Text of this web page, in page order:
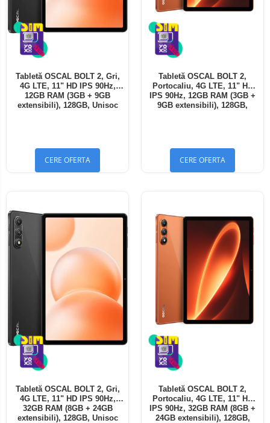
Tabletă OSCAL BOLT 2, Gri,
4G LTE, 11" HD IPS 90Hz,
12GB RAM (3GB + 9GB
extensibili), 128GB, Unisoc
CERE OFERTA
Tabletă OSCAL BOLT 2,
Portocaliu, 4G LTE, 11" HD
IPS 90Hz, 12GB RAM (3GB +
9GB extensibili), 128GB,
CERE OFERTA
Tabletă OSCAL BOLT 2, Gri,
4G LTE, 11" HD IPS 90Hz,
32GB RAM (8GB + 24GB
extensibili), 128GB, Unisoc
Tabletă OSCAL BOLT 2,
Portocaliu, 4G LTE, 11" HD
IPS 90Hz, 32GB RAM (8GB +
24GB extensibili), 128GB,